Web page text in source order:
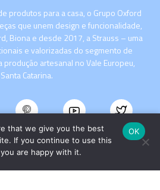
produtos para a casa, o Grupo Oxford
que unem design e funcionalidade,
Biona e desde 2017, a Strauss – uma
e valorizadas do segmento de
produção artesanal no Vale Europeu,
Santa Catarina.
that we give you the best
If you continue to use this
are happy with it.
OK